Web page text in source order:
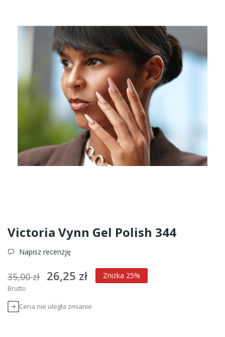
Victoria Vynn Gel Polish 344
Napisz recenzję
35,00 zł 26,25 zł Zniżka 25%
Brutto
Cena nie uległa zmianie